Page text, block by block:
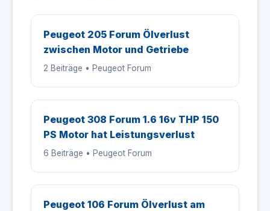
Peugeot 205 Forum Ölverlust
zwischen Motor und Getriebe
2 Beiträge • Peugeot Forum
Peugeot 308 Forum 1.6 16v THP 150
PS Motor hat Leistungsverlust
6 Beiträge • Peugeot Forum
Peugeot 106 Forum Ölverlust am